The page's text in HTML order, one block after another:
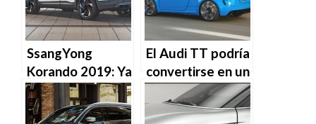
SsangYong
Korando 2019: Ya
a la venta en
España
El Audi TT podría
convertirse en un
SUV eléctrico en
su próxima